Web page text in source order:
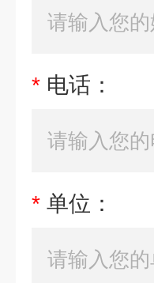
* 电话：
* 单位：